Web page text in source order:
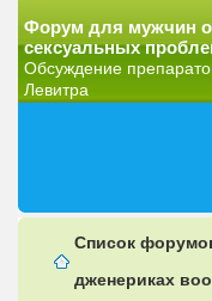
Форум для мужчин
сексуальных
Обсуждение
Левитра
Список
дженериках